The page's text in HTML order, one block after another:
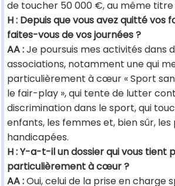
de toucher 50 000 €, au même titre
H : Depuis que vous avez quitté vos
faites-vous de vos journées ?
AA :Je poursuis mes activités dans
associations, notamment une qui
particulièrement à cœur « Sport
le fair-play », qui tente de lutter
discrimination dans le sport, qui
enfants, les femmes et, bien sûr, les
handicapées.
H : Y-a-t-il un dossier qui vous tient
particulièrement à cœur ?
AA :Oui, celui de la prise en charge